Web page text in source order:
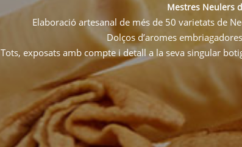
Mestres Neulers
Elaboració artesanal de més de 50 varietats de
Dolços d’aromes
Tots, exposats amb compte i detall a la seva singular